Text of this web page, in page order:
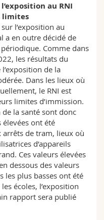
au RNI
limites
l’exposition au
a en outre décidé de
Comme dans
les résultats du
de la
Dans les lieux où
le RNI est
limites d’immission.
de la santé sont donc
élevées ont été
arrêts de tram, lieux où
d’appareils
Ces valeurs élevées
dessous des valeurs
les plus basses ont été
écoles, l’exposition
rapport sera publié